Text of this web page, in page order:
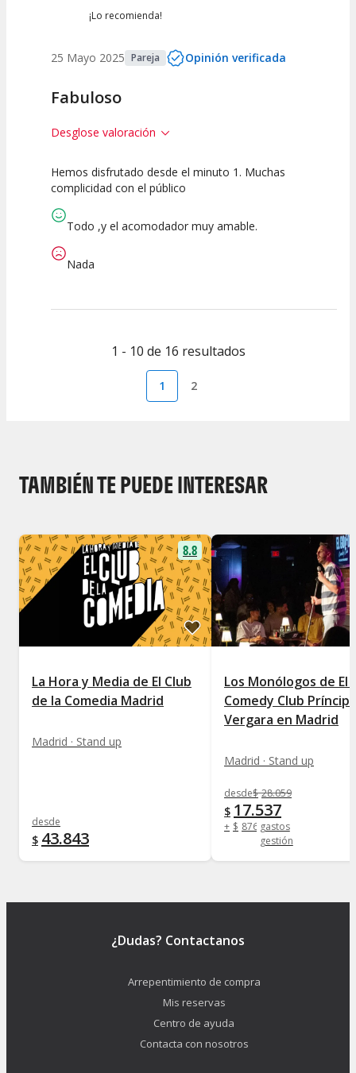
¡Lo recomienda!
25 Mayo 2025 Pareja Opinión verificada
Fabuloso
Desglose valoración
10
Espectáculo
10
Escena
10
Hemos disfrutado desde el minuto 1. Muchas
complicidad con el público
Todo ,y el acomodador muy amable.
Nada
1 - 10 de 16 resultados
1 2
TAMBIÉN TE PUEDE INTERESAR
8.8
La Hora y Media de El Club
de la Comedia Madrid
Madrid · Stand up
desde
$ 43.843
Los Monólogos de El
Comedy Club
Vergara en Madrid
Madrid · Stand up
desde$ 28.059
$ 17.537
+ $ 876 gastos
gestión
¿Dudas? Contactanos
Arrepentimiento de compra
Mis reservas
Centro de ayuda
Contacta con nosotros